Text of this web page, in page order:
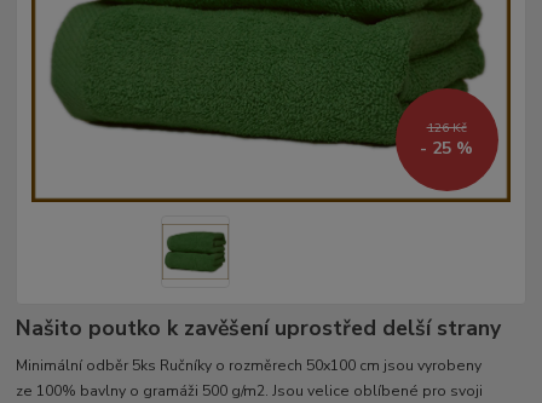
126 Kč
- 25 %
Našito poutko k zavěšení uprostřed delší strany
Minimální odběr 5ks Ručníky o rozměrech 50x100 cm jsou vyrobeny
ze 100% bavlny o gramáži 500 g/m2. Jsou velice oblíbené pro svoji